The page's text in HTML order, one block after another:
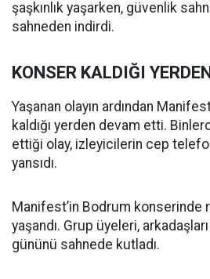
şaşkınlık yaşarken, güvenlik
sahneden indirdi.
KONSER KALDIĞI
Yaşanan olayın ardından
kaldığı yerden devam etti.
ettiği olay, izleyicilerin cep
yansıdı.
Manifest’in Bodrum konserinde
yaşandı. Grup üyeleri,
gününü sahnede kutladı.